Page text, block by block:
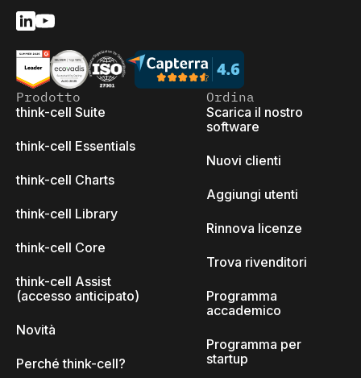
Prodotto
think-cell Suite
think-cell Essentials
think-cell Charts
think-cell Library
think-cell Core
think-cell Assist
(accesso anticipato)
Novità
Perché think-cell?
Ordina
Scarica il nostro
software
Nuovi clienti
Aggiungi utenti
Rinnova licenze
Trova rivenditori
Programma
accademico
Programma per
startup